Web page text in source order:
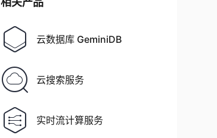
云数据库 GeminiDB
云搜索服务
实时流计算服务